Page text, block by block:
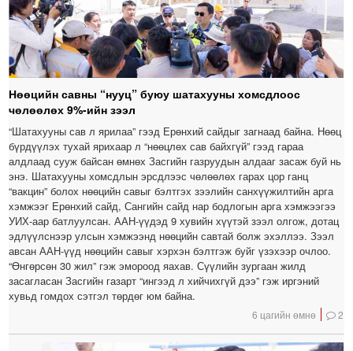
Нөөцийн савны “нууц” буюу шатахууны хомсдлоос
чөлөөлөх 9%-ийн зээл
“Шатахууны сав л ярилаа” гээд Ерөнхий сайдыг загнаад байна. Нөөц
бүрдүүлэх тухай ярихаар л “нөөцлөх сав байхгүй” гээд гараа
алдлаад сууж байсан өмнөх Засгийн газруудын алдааг засаж буй нь
энэ. Шатахууны хомсдлын эрсдлээс чөлөөлөх гарах цор ганц
“вакцин” болох нөөцийн савыг бэлтгэх зээлийн санхүүжилтийн арга
хэмжээг Ерөнхий сайд, Сангийн сайд нар бодлогын арга хэмжээгээ
УИХ-аар батлуулсан. ААН-үүдэд 9 хувийн хүүтэй зээл олгож, дотац
эдлүүлснээр улсын хэмжээнд нөөцийн савтай болж эхэллээ. Зээл
авсан ААН-үүд нөөцийн савыг хэрхэн бэлтгэж буйг үзэхээр очлоо.
“Өнгөрсөн 30 жил” гэж эмороод яахав. Сүүлийн зургаан жилд
засагласан Засгийн газарт “ингээд л хийчихгүй дээ” гэж иргэний
хувьд гомдох сэтгэл төрдөг юм байна.
6 цагийн өмнө 2